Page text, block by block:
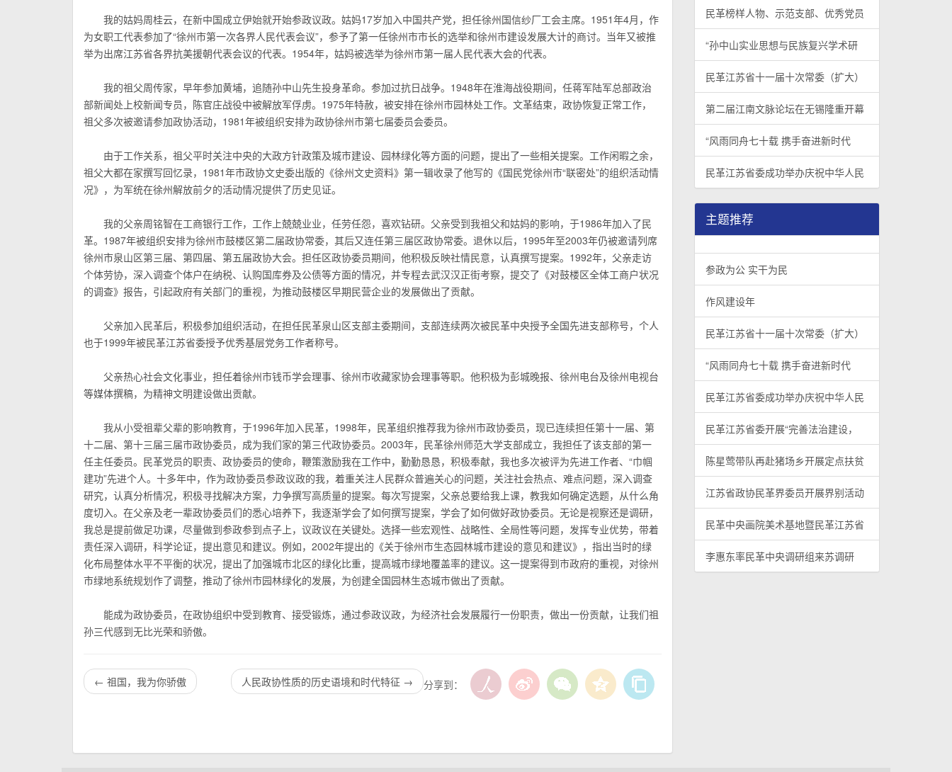
我的姑妈周桂云，在新中国成立伊始就开始参政议政。姑妈17岁加入中国共产党，担任徐州国信纱厂工会主席。1951年4月，作
为女职工代表参加了“徐州市第一次各界人民代表会议”，参予了第一任徐州市市长的选举和徐州市建设发展大计的商讨。当年又被推
举为出席江苏省各界抗美援朝代表会议的代表。1954年，姑妈被选举为徐州市第一届人民代表大会的代表。
我的祖父周传家，早年参加黄埔，追随孙中山先生投身革命。参加过抗日战争。1948年在淮海战役期间，任蒋军陆军总部政治
部新闻处上校新闻专员，陈官庄战役中被解放军俘虏。1975年特赦，被安排在徐州市园林处工作。文革结束，政协恢复正常工作，
祖父多次被邀请参加政协活动，1981年被组织安排为政协徐州市第七届委员会委员。
由于工作关系，祖父平时关注中央的大政方针政策及城市建设、园林绿化等方面的问题，提出了一些相关提案。工作闲暇之余，
祖父大都在家撰写回忆录，1981年市政协文史委出版的《徐州文史资料》第一辑收录了他写的《国民党徐州市“联密处”的组织活动情
况》，为军统在徐州解放前夕的活动情况提供了历史见证。
我的父亲周铭智在工商银行工作，工作上兢兢业业，任劳任怨，喜欢钻研。父亲受到我祖父和姑妈的影响，于1986年加入了民
革。1987年被组织安排为徐州市鼓楼区第二届政协常委，其后又连任第三届区政协常委。退休以后，1995年至2003年仍被邀请列席
徐州市泉山区第三届、第四届、第五届政协大会。担任区政协委员期间，他积极反映社情民意，认真撰写提案。1992年，父亲走访
个体劳协，深入调查个体户在纳税、认购国库券及公债等方面的情况，并专程去武汉汉正街考察，提交了《对鼓楼区全体工商户状况
的调查》报告，引起政府有关部门的重视，为推动鼓楼区早期民营企业的发展做出了贡献。
父亲加入民革后，积极参加组织活动，在担任民革泉山区支部主委期间，支部连续两次被民革中央授予全国先进支部称号，个人
也于1999年被民革江苏省委授予优秀基层党务工作者称号。
父亲热心社会文化事业，担任着徐州市钱币学会理事、徐州市收藏家协会理事等职。他积极为彭城晚报、徐州电台及徐州电视台
等媒体撰稿，为精神文明建设做出贡献。
我从小受祖辈父辈的影响教育，于1996年加入民革，1998年，民革组织推荐我为徐州市政协委员，现已连续担任第十一届、第
十二届、第十三届三届市政协委员，成为我们家的第三代政协委员。2003年，民革徐州师范大学支部成立，我担任了该支部的第一
任主任委员。民革党员的职责、政协委员的使命，鞭策激励我在工作中，勤勤恳恳，积极奉献，我也多次被评为先进工作者、“巾帼
建功”先进个人。十多年中，作为政协委员参政议政的我，着重关注人民群众普遍关心的问题，关注社会热点、难点问题，深入调查
研究，认真分析情况，积极寻找解决方案，力争撰写高质量的提案。每次写提案，父亲总要给我上课，教我如何确定选题，从什么角
度切入。在父亲及老一辈政协委员们的悉心培养下，我逐渐学会了如何撰写提案，学会了如何做好政协委员。无论是视察还是调研，
我总是提前做足功课，尽量做到参政参到点子上，议政议在关键处。选择一些宏观性、战略性、全局性等问题，发挥专业优势，带着
责任深入调研，科学论证，提出意见和建议。例如，2002年提出的《关于徐州市生态园林城市建设的意见和建议》，指出当时的绿
化布局整体水平不平衡的状况，提出了加强城市北区的绿化比重，提高城市绿地覆盖率的建议。这一提案得到市政府的重视，对徐州
市绿地系统规划作了调整，推动了徐州市园林绿化的发展，为创建全国园林生态城市做出了贡献。
能成为政协委员，在政协组织中受到教育、接受锻炼，通过参政议政，为经济社会发展履行一份职责，做出一份贡献，让我们祖
孙三代感到无比光荣和骄傲。
分享到：
← 祖国，我为你骄傲 人民政协性质的历史语境和时代特征 →
民革榜样人物、示范支部、优秀党员
“孙中山实业思想与民族复兴学术研
民革江苏省十一届十次常委（扩大）
第二届江南文脉论坛在无锡隆重开幕
“风雨同舟七十载 携手奋进新时代
民革江苏省委成功举办庆祝中华人民
主题推荐
参政为公 实干为民
作风建设年
民革江苏省十一届十次常委（扩大）
“风雨同舟七十载 携手奋进新时代
民革江苏省委成功举办庆祝中华人民
民革江苏省委开展“完善法治建设，
陈星莺带队再赴猪场乡开展定点扶贫
江苏省政协民革界委员开展界别活动
民革中央画院美术基地暨民革江苏省
李惠东率民革中央调研组来苏调研